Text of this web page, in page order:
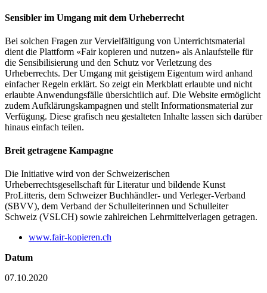
Sensibler im Umgang mit dem Urheberrecht
Bei solchen Fragen zur Vervielfältigung von Unterrichtsmaterial
dient die Plattform «Fair kopieren und nutzen» als Anlaufstelle für
die Sensibilisierung und den Schutz vor Verletzung des
Urheberrechts. Der Umgang mit geistigem Eigentum wird anhand
einfacher Regeln erklärt. So zeigt ein Merkblatt erlaubte und nicht
erlaubte Anwendungsfälle übersichtlich auf. Die Website ermöglicht
zudem Aufklärungskampagnen und stellt Informationsmaterial zur
Verfügung. Diese grafisch neu gestalteten Inhalte lassen sich darüber
hinaus einfach teilen.
Breit getragene Kampagne
Die Initiative wird von der Schweizerischen
Urheberrechtsgesellschaft für Literatur und bildende Kunst
ProLitteris, dem Schweizer Buchhändler- und Verleger-Verband
(SBVV), dem Verband der Schulleiterinnen und Schulleiter
Schweiz (VSLCH) sowie zahlreichen Lehrmittelverlagen getragen.
www.fair-kopieren.ch
Datum
07.10.2020